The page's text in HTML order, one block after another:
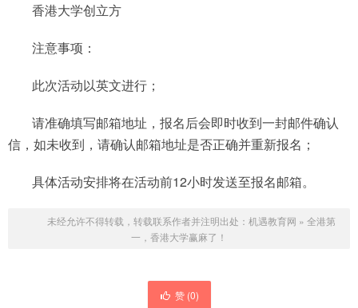
香港大学创立方
注意事项：
此次活动以英文进行；
请准确填写邮箱地址，报名后会即时收到一封邮件确认
信，如未收到，请确认邮箱地址是否正确并重新报名；
具体活动安排将在活动前12小时发送至报名邮箱。
未经允许不得转载，转载联系作者并注明出处： 机遇教育网 » 全港第
一，香港大学赢麻了！
赞 (0)